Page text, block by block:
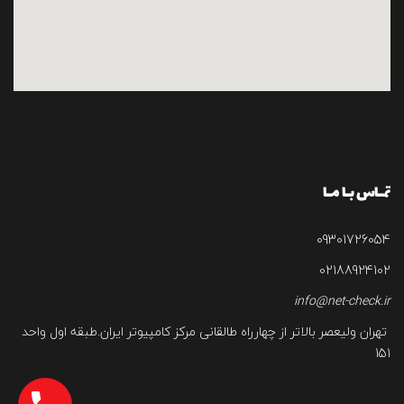
تمـاس بـا مـا
09301726054
02188924102
info@net-check.ir
تهران ولیعصر بالاتر از چهارراه طالقانی مرکز کامپیوتر ایران.طبقه اول واحد
151